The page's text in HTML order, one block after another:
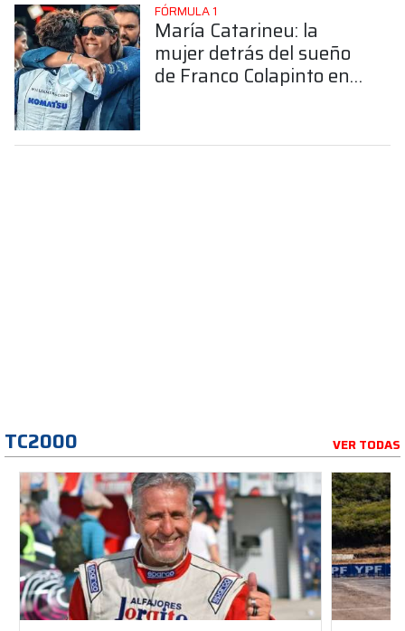
FÓRMULA 1
María Catarineu: la
mujer detrás del sueño
de Franco Colapinto en
TC2000 VER TODAS